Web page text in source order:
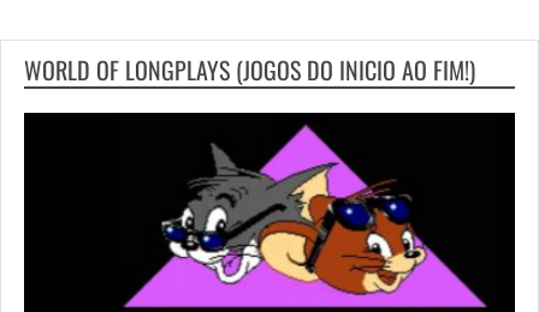
WORLD OF LONGPLAYS (JOGOS DO INICIO AO FIM!)